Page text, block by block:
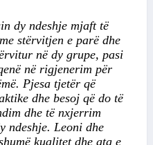
dy ndeshje mjaft të
stërvitjen e parë dhe
në dy grupe, pasi
në rigjenerim për
Pjesa tjetër që
dhe besoj që do të
dhe të nxjerrim
ndeshje. Leoni dhe
kualitet dhe ata e